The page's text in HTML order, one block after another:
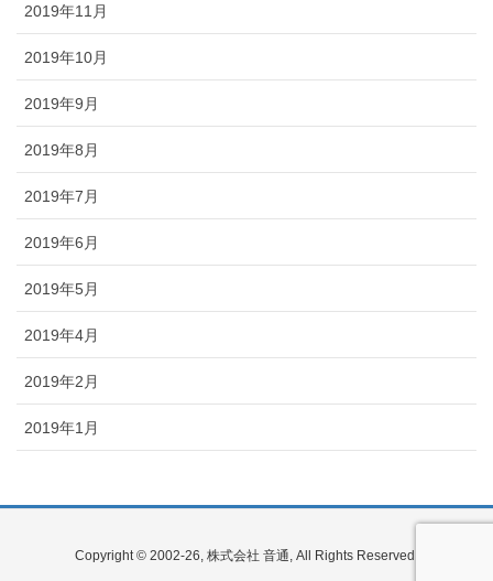
2019年11月
2019年10月
2019年9月
2019年8月
2019年7月
2019年6月
2019年5月
2019年4月
2019年2月
2019年1月
Copyright © 2002-26, 株式会社 音通, All Rights Reserved.